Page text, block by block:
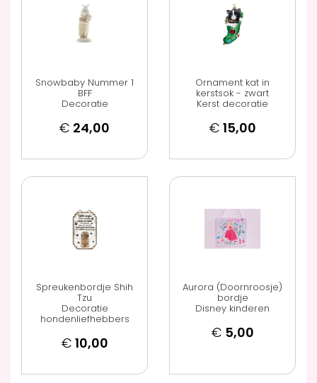
Snowbaby Nummer 1
BFF
Decoratie
€ 24,00
Ornament kat in
kerstsok - zwart
Kerst decoratie
€ 15,00
Spreukenbordje Shih
Tzu
Decoratie
hondenliefhebbers
€ 10,00
Aurora (Doornroosje)
bordje
Disney kinderen
€ 5,00